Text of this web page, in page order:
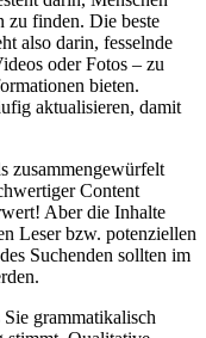
zu finden. Die beste
also darin, fesselnde
oder Fotos – zu
bieten.
aktualisieren, damit
zusammengewürfelt
Content
Aber die Inhalte
Leser bzw. potenziellen
Suchenden sollten im
grammatikalisch